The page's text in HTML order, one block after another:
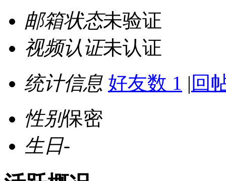
邮箱状态未验证
视频认证未认证
统计信息 好友数 1 | 回
性别保密
生日-